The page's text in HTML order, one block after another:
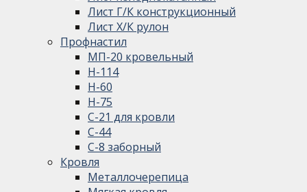
Лист Г/К конструкционный
Лист Х/К рулон
Профнастил
МП-20 кровельный
Н-114
Н-60
Н-75
С-21 для кровли
С-44
С-8 заборный
Кровля
Металлочерепица